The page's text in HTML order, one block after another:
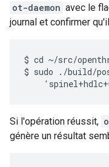
ot-daemon avec le
journal et confirmer
$ cd ~/src/
$ sudo ./build/
Si l'opération réussit,
génère un résultat